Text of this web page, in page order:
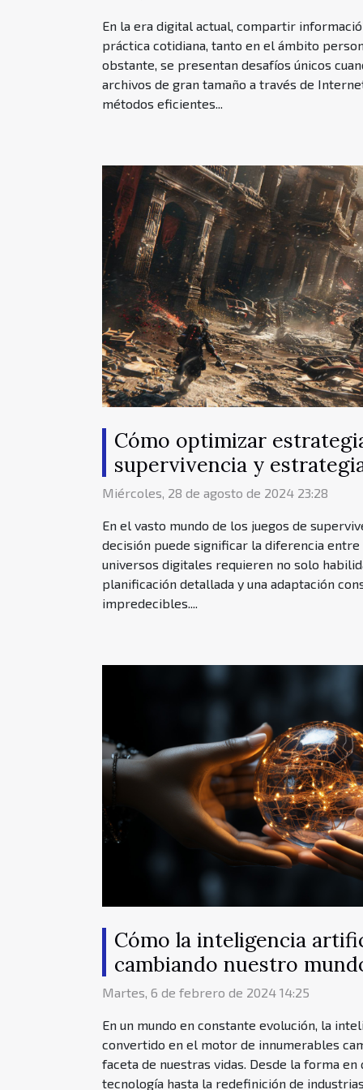
En la era digital actual, compartir
práctica cotidiana, tanto en el ámbito
obstante, se presentan desafíos únicos
archivos de gran tamaño a través de
métodos eficientes...
Cómo optimizar
supervivencia y
Miércoles, 28 de agosto de 2024 23:28
En el vasto mundo de los juegos de
decisión puede significar la diferencia
universos digitales requieren no solo
planificación detallada y una adaptación
impredecibles....
Cómo la inteligencia
cambiando nuestro
Martes, 6 de febrero de 2024 14:25
En un mundo en constante evolución, la
convertido en el motor de innumerables
faceta de nuestras vidas. Desde la forma
tecnología hasta la redefinición de